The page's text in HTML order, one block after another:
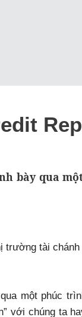
bày qua
trường tài chánh
một phúc
với chúng ta